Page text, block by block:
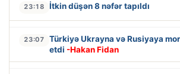
23:18 İtkin düşən 8 nəfər tapıldı
23:07
Türkiyə Ukrayna və Rusiyaya
etdi -Hakan Fidan